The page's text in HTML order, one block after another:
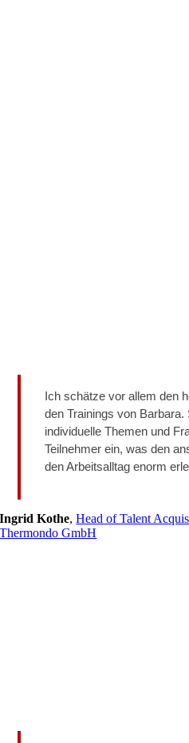
Ich schätze vor allem den
den Trainings von Barbara.
individuelle Themen und
Teilnehmer ein, was den
den Arbeitsalltag enorm
Ingrid Kothe,Head of Talent
Thermondo GmbH